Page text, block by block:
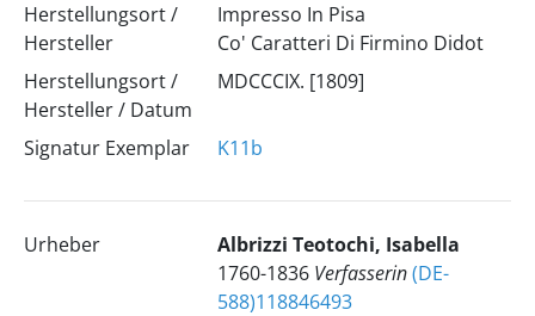
Herstellungsort /
Hersteller
Impresso In Pisa
Co' Caratteri Di Firmino Didot
Herstellungsort /
Hersteller / Datum
MDCCCIX. [1809]
Signatur Exemplar K11b
Urheber
Albrizzi Teotochi, Isabella
1760-1836 Verfasserin(DE-
588)118846493